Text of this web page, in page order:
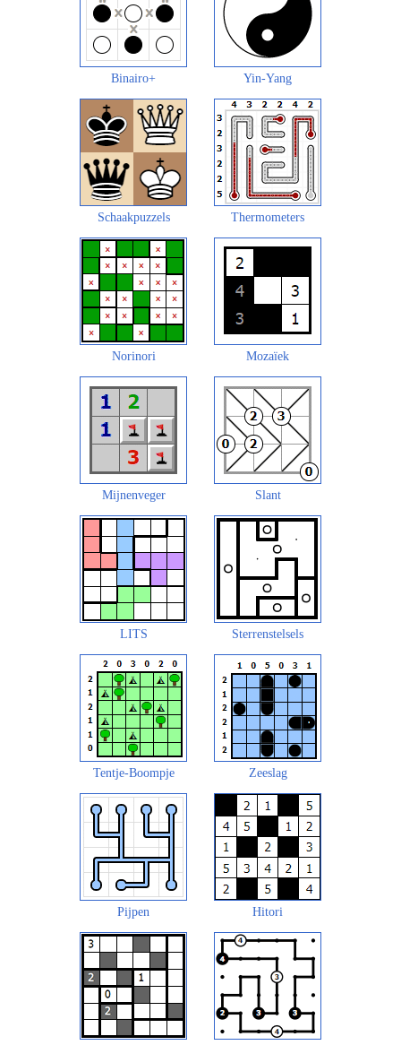
Binairo+ Yin-Yang
Schaakpuzzels Thermometers
Norinori Mozaïek
Mijnenveger Slant
LITS Sterrenstelsels
Tentje-Boompje Zeeslag
Pijpen Hitori